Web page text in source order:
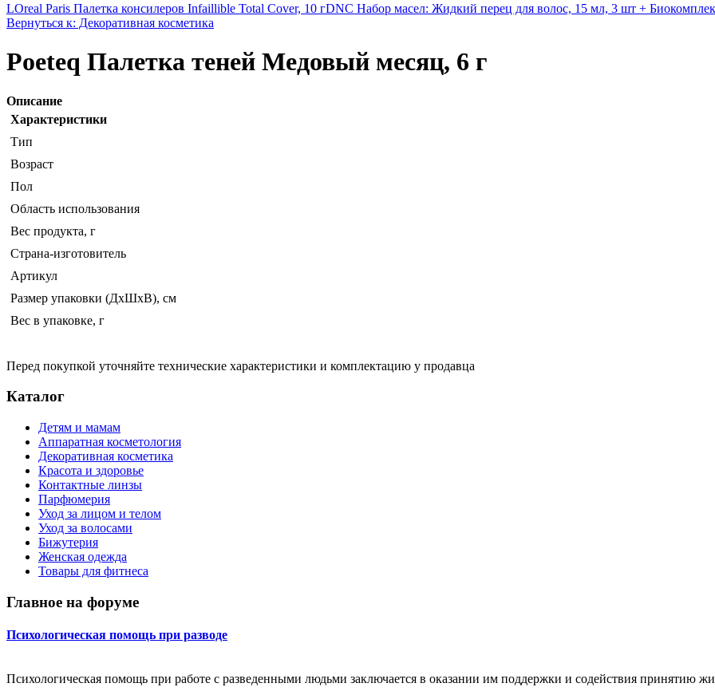
LOreal Paris Палетка консилеров Infaillible Total Cover, 10 гDNC Набор масел: Жидкий перец для волос, 15 мл, 3 шт +
Вернуться к: Декоративная косметика
Poeteq Палетка теней Медовый месяц, 6 г
Описание
Характеристики
Тип
Возраст
Пол
Область использования
Вес продукта, г
Страна-изготовитель
Артикул
Размер упаковки (ДхШхВ), см
Вес в упаковке, г
Перед покупкой уточняйте технические характеристики и комплектацию у продавца
Каталог
Детям и мамам
Аппаратная косметология
Декоративная косметика
Красота и здоровье
Контактные линзы
Парфюмерия
Уход за лицом и телом
Уход за волосами
Бижутерия
Женская одежда
Товары для фитнеса
Главное на форуме
Психологическая помощь при разводе
Психологическая помощь при работе с разведенными людьми заключается в оказании им поддержки и содействия принятию